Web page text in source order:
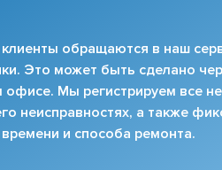
обращаются в наш
Это может быть сделано
офисе. Мы регистрируем все
неисправностях, а также
и способа ремонта.